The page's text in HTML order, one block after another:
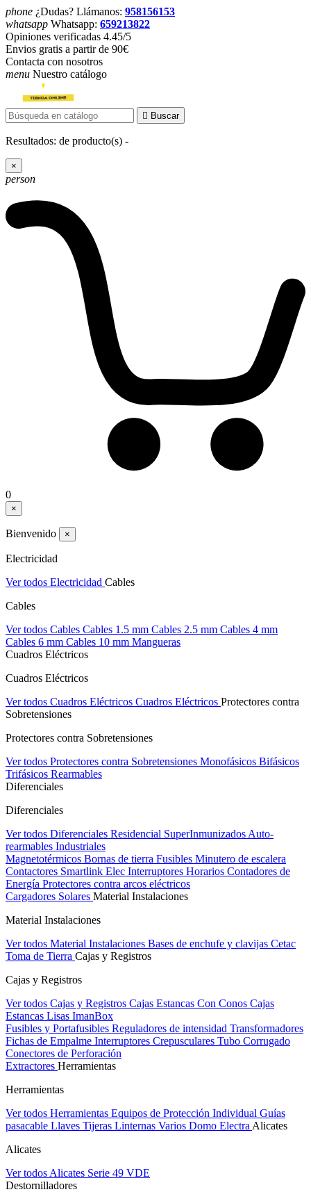
phone ¿Dudas? Llámanos: 958156153
whatsapp Whatsapp: 659213822
Opiniones verificadas 4.45/5
Envios gratis a partir de 90€
Contacta con nosotros
menu Nuestro catálogo
 Buscar
Resultados: de producto(s) -
×
person
0
×
Bienvenido ×
Electricidad
Ver todos Electricidad Cables
Cables
Ver todos Cables Cables 1.5 mm Cables 2.5 mm Cables 4 mm
Cables 6 mm Cables 10 mm Mangueras
Cuadros Eléctricos
Cuadros Eléctricos
Ver todos Cuadros Eléctricos Cuadros Eléctricos Protectores contra
Sobretensiones
Protectores contra Sobretensiones
Ver todos Protectores contra Sobretensiones Monofásicos Bifásicos
Trifásicos Rearmables
Diferenciales
Diferenciales
Ver todos Diferenciales Residencial SuperInmunizados Auto-
rearmables Industriales
Magnetotérmicos Bornas de tierra Fusibles Minutero de escalera
Contactores Smartlink Elec Interruptores Horarios Contadores de
Energía Protectores contra arcos eléctricos
Cargadores Solares Material Instalaciones
Material Instalaciones
Ver todos Material Instalaciones Bases de enchufe y clavijas Cetac
Toma de Tierra Cajas y Registros
Cajas y Registros
Ver todos Cajas y Registros Cajas Estancas Con Conos Cajas
Estancas Lisas ImanBox
Fusibles y Portafusibles Reguladores de intensidad Transformadores
Fichas de Empalme Interruptores Crepusculares Tubo Corrugado
Conectores de Perforación
Extractores Herramientas
Herramientas
Ver todos Herramientas Equipos de Protección Individual Guías
pasacable Llaves Tijeras Linternas Varios Domo Electra Alicates
Alicates
Ver todos Alicates Serie 49 VDE
Destornilladores